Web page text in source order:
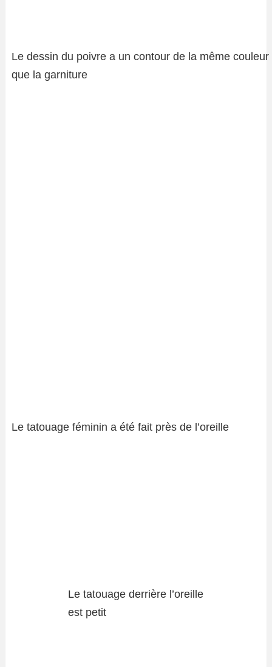
Le dessin du poivre a un contour de la même couleur
que la garniture
Le tatouage féminin a été fait près de l’oreille
Le tatouage derrière l’oreille
est petit